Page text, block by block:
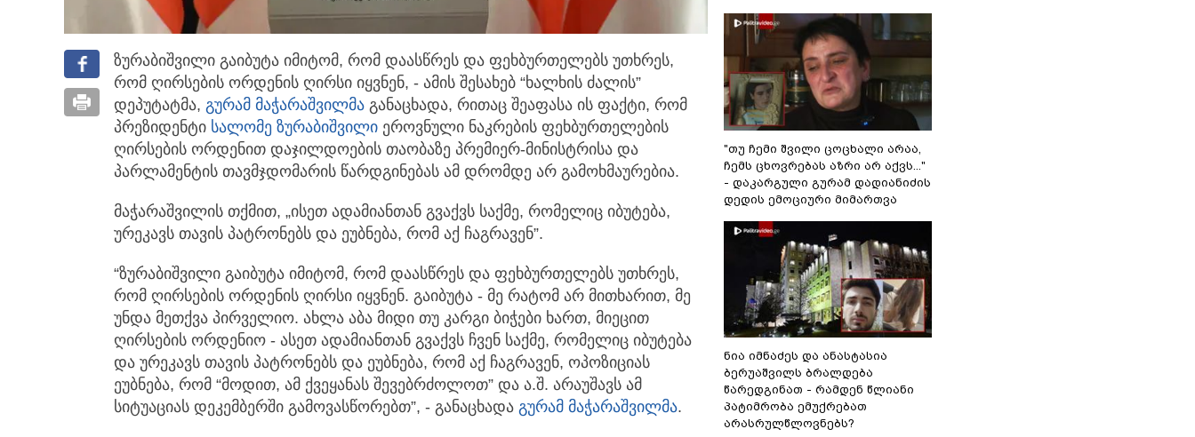
ზურაბიშვილი გაიბუტა იმიტომ, რომ დაასწრეს და ფეხბურთელებს უთხრეს,
რომ ღირსების ორდენის ღირსი იყვნენ, - ამის შესახებ “ხალხის ძალის”
დეპუტატმა, გურამ მაჭარაშვილმა განაცხადა, რითაც შეაფასა ის ფაქტი, რომ
პრეზიდენტი სალომე ზურაბიშვილი ეროვნული ნაკრების ფეხბურთელების
ღირსების ორდენით დაჯილდოების თაობაზე პრემიერ-მინისტრისა და
პარლამენტის თავმჯდომარის წარდგინებას ამ დრომდე არ გამოხმაურებია.
მაჭარაშვილის თქმით, „ისეთ ადამიანთან გვაქვს საქმე, რომელიც იბუტება,
ურეკავს თავის პატრონებს და ეუბნება, რომ აქ ჩაგრავენ”.
“ზურაბიშვილი გაიბუტა იმიტომ, რომ დაასწრეს და ფეხბურთელებს უთხრეს,
რომ ღირსების ორდენის ღირსი იყვნენ. გაიბუტა - მე რატომ არ მითხარით, მე
უნდა მეთქვა პირველიო. ახლა აბა მიდი თუ კარგი ბიჭები ხართ, მიეცით
ღირსების ორდენიო - ასეთ ადამიანთან გვაქვს ჩვენ საქმე, რომელიც იბუტება
და ურეკავს თავის პატრონებს და ეუბნება, რომ აქ ჩაგრავენ, ოპოზიციას
ეუბნება, რომ “მოდით, ამ ქვეყანას შევებრძოლოთ” და ა.შ. არაუშავს ამ
სიტუაციას დეკემბერში გამოვასწორებთ”, - განაცხადა გურამ მაჭარაშვილმა.
"თუ ჩემი შვილი ცოცხალი არაა,
ჩემს ცხოვრებას აზრი არ აქვს..."
- დაკარგული გურამ დადიანიძის
დედის ემოციური მიმართვა
ნია იმნაძეს და ანასტასია
ბერუაშვილს ბრალდება
წარედგინათ - რამდენ წლიანი
პატიმრობა ემუქრებათ
არასრულწლოვნებს?